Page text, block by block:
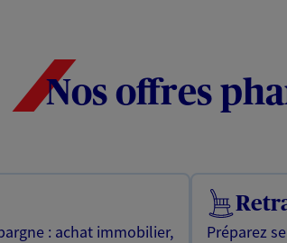
Nos offres
: achat immobilier,
Préparez